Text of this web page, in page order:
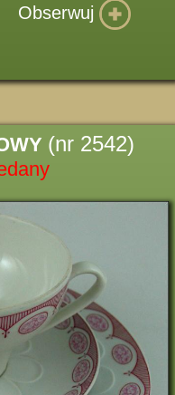
Obserwuj
(nr 2542)